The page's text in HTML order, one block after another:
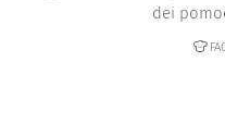
dei